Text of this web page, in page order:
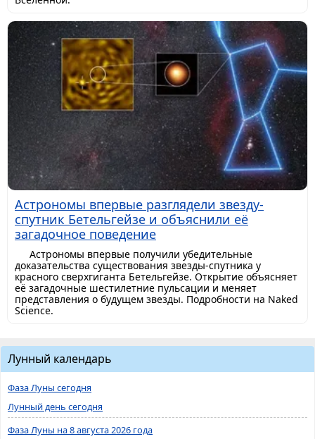
Астрономы впервые разглядели звезду-
спутник Бетельгейзе и объяснили её
загадочное поведение
Астрономы впервые получили убедительные
доказательства существования звезды-спутника у
красного сверхгиганта Бетельгейзе. Открытие объясняет
её загадочные шестилетние пульсации и меняет
представления о будущем звезды. Подробности на Naked
Science.
Лунный календарь
Фаза Луны сегодня
Лунный день сегодня
Фаза Луны на 8 августа 2026 года